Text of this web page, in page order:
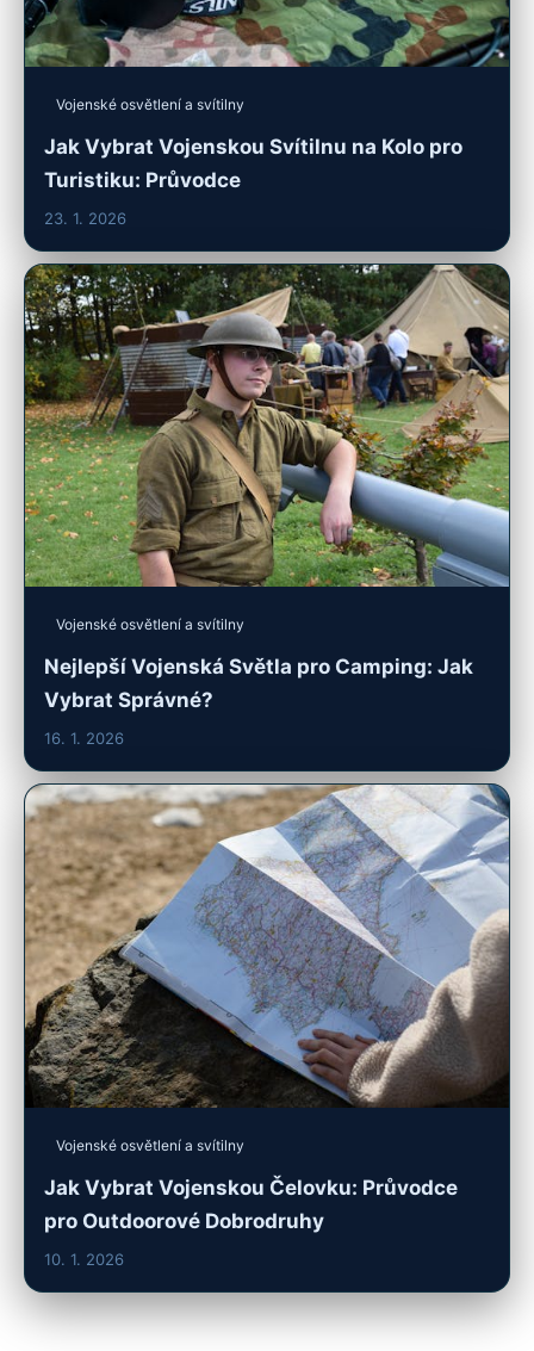
Vojenské osvětlení a svítilny
Jak Vybrat Vojenskou Svítilnu na Kolo pro
Turistiku: Průvodce
23. 1. 2026
Vojenské osvětlení a svítilny
Nejlepší Vojenská Světla pro Camping: Jak
Vybrat Správné?
16. 1. 2026
Vojenské osvětlení a svítilny
Jak Vybrat Vojenskou Čelovku: Průvodce
pro Outdoorové Dobrodruhy
10. 1. 2026